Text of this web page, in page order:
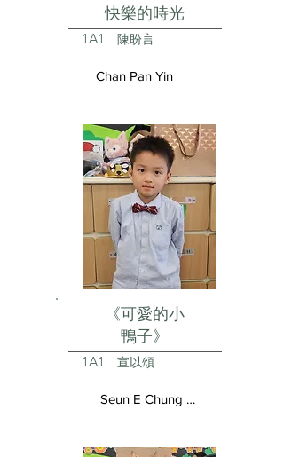
快樂的時光
1A1 陳盼言
Chan Pan Yin
《可愛的小
鴨子》
1A1 宣以頌
Seun E Chung Aston